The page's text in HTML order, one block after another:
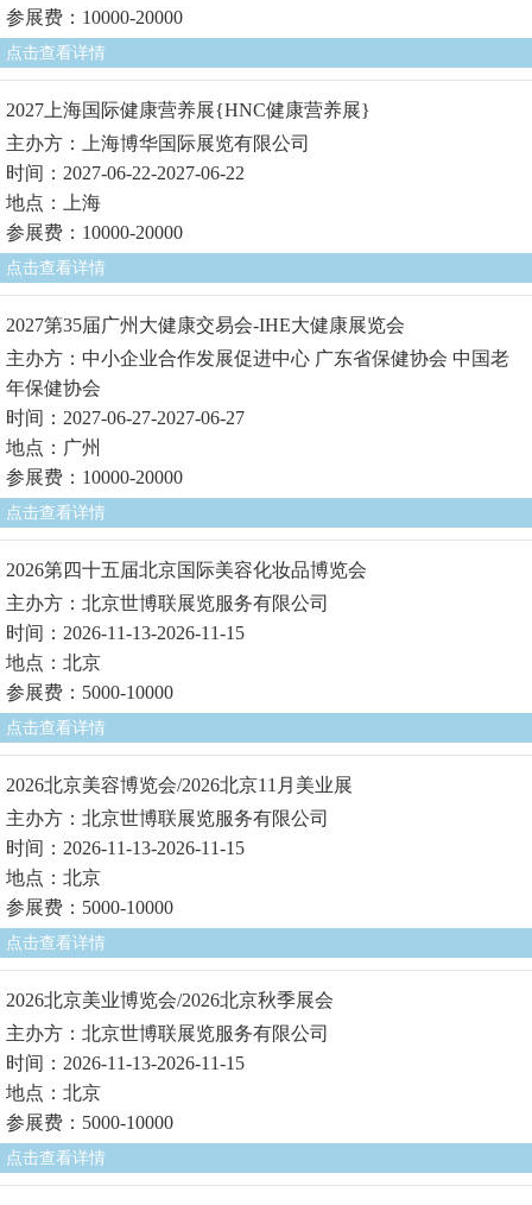
参展费：10000-20000
点击查看详情
2027上海国际健康营养展{HNC健康营养展}
主办方：上海博华国际展览有限公司
时间：2027-06-22-2027-06-22
地点：上海
参展费：10000-20000
点击查看详情
2027第35届广州大健康交易会-IHE大健康展览会
主办方：中小企业合作发展促进中心 广东省保健协会 中国老
年保健协会
时间：2027-06-27-2027-06-27
地点：广州
参展费：10000-20000
点击查看详情
2026第四十五届北京国际美容化妆品博览会
主办方：北京世博联展览服务有限公司
时间：2026-11-13-2026-11-15
地点：北京
参展费：5000-10000
点击查看详情
2026北京美容博览会/2026北京11月美业展
主办方：北京世博联展览服务有限公司
时间：2026-11-13-2026-11-15
地点：北京
参展费：5000-10000
点击查看详情
2026北京美业博览会/2026北京秋季展会
主办方：北京世博联展览服务有限公司
时间：2026-11-13-2026-11-15
地点：北京
参展费：5000-10000
点击查看详情